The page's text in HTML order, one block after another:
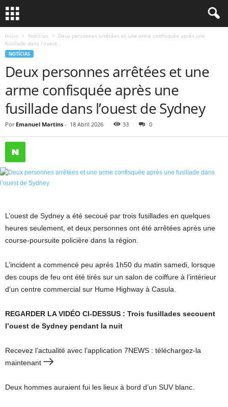
Início Notícias
Deux personnes arrêtées et une arme confisquée après une
fusillade dans l’ouest...
NOTÍCIAS
Deux personnes arrêtées et une
arme confisquée après une
fusillade dans l’ouest de Sydney
Por Emanuel Martins - 18 Abril 2026 33 0
L’ouest de Sydney a été secoué par trois fusillades en quelques
heures seulement, et deux personnes ont été arrêtées après une
course-poursuite policière dans la région.
L’incident a commencé peu après 1h50 du matin samedi, lorsque
des coups de feu ont été tirés sur un salon de coiffure à l’intérieur
d’un centre commercial sur Hume Highway à Casula.
REGARDER LA VIDÉO CI-DESSUS : Trois fusillades secouent
l’ouest de Sydney pendant la nuit
Recevez l’actualité avec l’application 7NEWS : téléchargez-la
maintenant
Deux hommes auraient fui les lieux à bord d’un SUV blanc.